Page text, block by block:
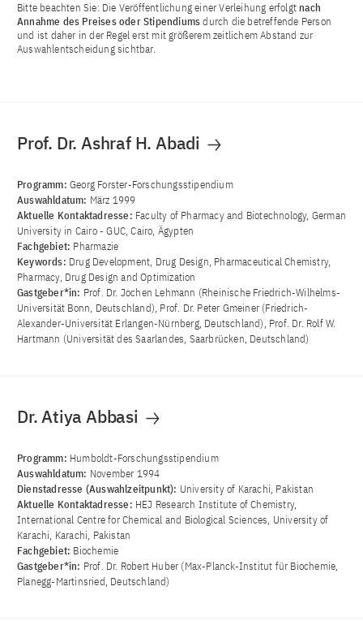
Bitte beachten Sie: Die Veröffentlichung einer Verleihung erfolgt nach
Annahme des Preises oder Stipendiumsdurch die betreffende Person
und ist daher in der Regel erst mit größerem zeitlichem Abstand zur
Auswahlentscheidung sichtbar.
Prof. Dr. Ashraf H. Abadi
Programm: Georg Forster-Forschungsstipendium
Auswahldatum: März 1999
Aktuelle Kontaktadresse: Faculty of Pharmacy and Biotechnology, German
University in Cairo - GUC, Cairo, Ägypten
Fachgebiet: Pharmazie
Keywords: Drug Development, Drug Design, Pharmaceutical Chemistry,
Pharmacy, Drug Design and Optimization
Gastgeber*in: Prof. Dr. Jochen Lehmann (Rheinische Friedrich-Wilhelms-
Universität Bonn, Deutschland), Prof. Dr. Peter Gmeiner (Friedrich-
Alexander-Universität Erlangen-Nürnberg, Deutschland), Prof. Dr. Rolf W.
Hartmann (Universität des Saarlandes, Saarbrücken, Deutschland)
Dr. Atiya Abbasi
Programm: Humboldt-Forschungsstipendium
Auswahldatum: November 1994
Dienstadresse (Auswahlzeitpunkt): University of Karachi, Pakistan
Aktuelle Kontaktadresse: HEJ Research Institute of Chemistry,
International Centre for Chemical and Biological Sciences, University of
Karachi, Karachi, Pakistan
Fachgebiet: Biochemie
Gastgeber*in: Prof. Dr. Robert Huber (Max-Planck-Institut für Biochemie,
Planegg-Martinsried, Deutschland)